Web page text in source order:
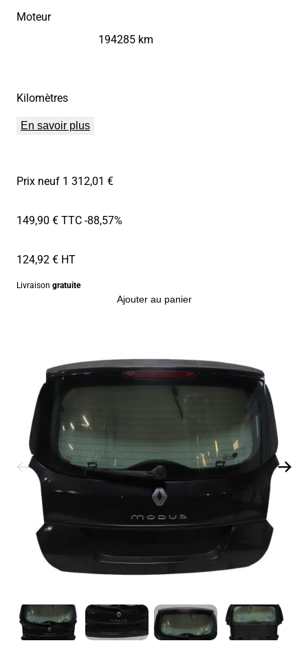
Moteur
Kilomètres
194285 km
En savoir plus
Prix neuf 1 312,01 €
149,90 € TTC-88,57%
124,92 € HT
Livraison gratuite
Ajouter au panier